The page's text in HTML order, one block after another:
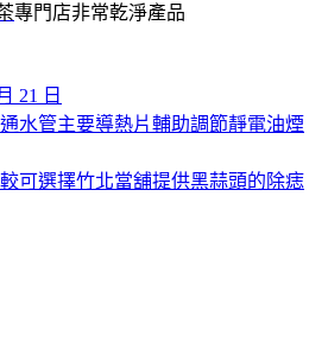
專門店非常乾淨產品
21 日
水管主要導熱片輔助調節靜電油煙
可選擇竹北當舖提供黑蒜頭的除痣